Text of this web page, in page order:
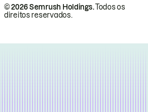
© 2026 Semrush Holdings.Todos os
direitos reservados.